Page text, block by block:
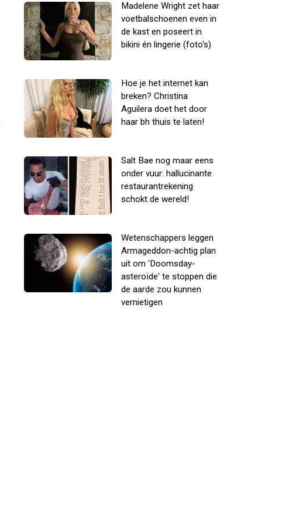
Madelene Wright zet haar
voetbalschoenen even in
de kast en poseert in
bikini én lingerie (foto's)
Hoe je het internet kan
breken? Christina
Aguilera doet het door
haar bh thuis te laten!
Salt Bae nog maar eens
onder vuur: hallucinante
restaurantrekening
schokt de wereld!
Wetenschappers leggen
Armageddon-achtig plan
uit om 'Doomsday-
asteroïde' te stoppen die
de aarde zou kunnen
vernietigen